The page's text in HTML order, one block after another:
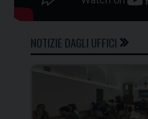
NOTIZIE DAGLI UFFICI